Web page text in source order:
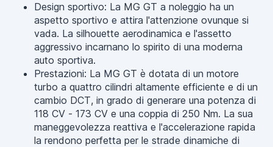
Design sportivo: La MG GT a noleggio ha un
aspetto sportivo e attira l'attenzione ovunque si
vada. La silhouette aerodinamica e l'assetto
aggressivo incarnano lo spirito di una moderna
auto sportiva.
Prestazioni: La MG GT è dotata di un motore
turbo a quattro cilindri altamente efficiente e di un
cambio DCT, in grado di generare una potenza di
118 CV - 173 CV e una coppia di 250 Nm. La sua
maneggevolezza reattiva e l'accelerazione rapida
la rendono perfetta per le strade dinamiche di